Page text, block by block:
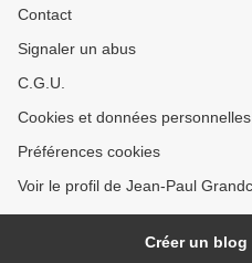
Contact
Signaler un abus
C.G.U.
Cookies et données personnelles
Préférences cookies
Voir le profil de Jean-Paul
Créer un